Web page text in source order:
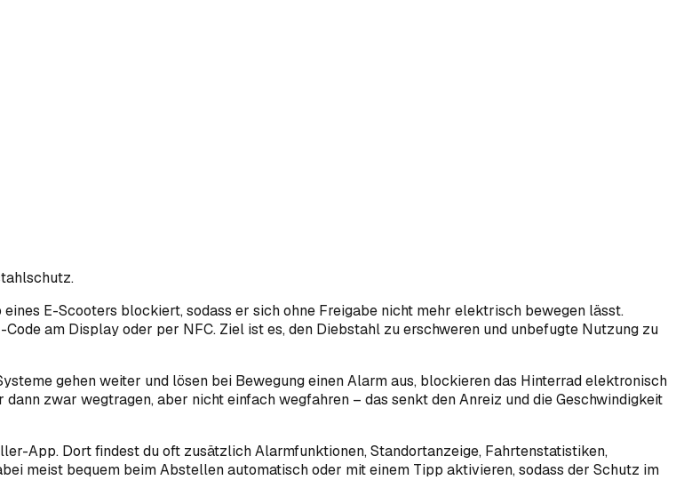
E-Scooters blockiert, sodass er sich ohne Freigabe nicht mehr elektrisch bewegen lässt.
am Display oder per NFC. Ziel ist es, den Diebstahl zu erschweren und unbefugte Nutzung zu
gehen weiter und lösen bei Bewegung einen Alarm aus, blockieren das Hinterrad elektronisch
zwar wegtragen, aber nicht einfach wegfahren – das senkt den Anreiz und die Geschwindigkeit
App. Dort findest du oft zusätzlich Alarmfunktionen, Standortanzeige, Fahrtenstatistiken,
meist bequem beim Abstellen automatisch oder mit einem Tipp aktivieren, sodass der Schutz im